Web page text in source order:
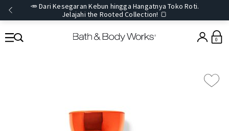
🥕 Dari Kesegaran Kebun hingga Hangatnya Toko Roti.
Jelajahi the Rooted Collection! 🍞
0